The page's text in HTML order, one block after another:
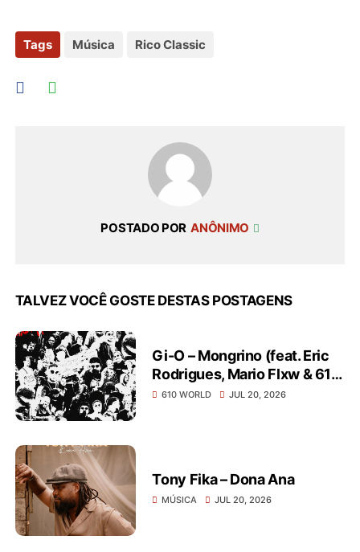
Tags Música Rico Classic
POSTADO POR ANÔNIMO
TALVEZ VOCÊ GOSTE DESTAS POSTAGENS
Gi-O – Mongrino (feat. Eric
Rodrigues, Mario Flxw & 610
World)
610 WORLD JUL 20, 2026
Tony Fika – Dona Ana
MÚSICA JUL 20, 2026